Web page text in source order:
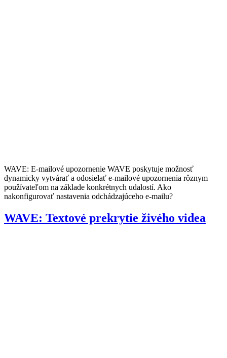
WAVE: E-mailové upozornenie WAVE poskytuje možnosť
dynamicky vytvárať a odosielať e-mailové upozornenia rôznym
používateľom na základe konkrétnych udalostí. Ako
nakonfigurovať nastavenia odchádzajúceho e-mailu?
WAVE: Textové prekrytie živého videa